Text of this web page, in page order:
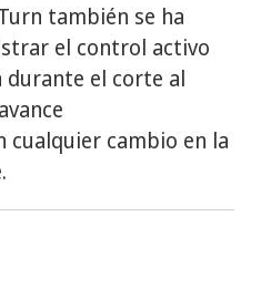
también se ha
el control activo
el corte al
cualquier cambio en la